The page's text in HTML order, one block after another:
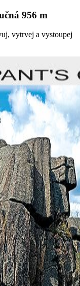
956 m
vytrvej a vystoupej